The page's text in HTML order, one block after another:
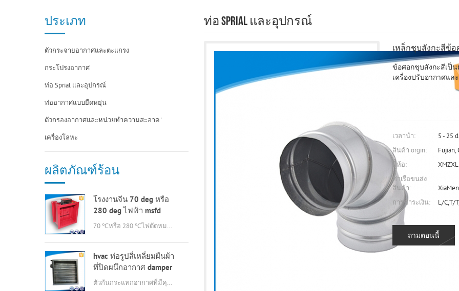
ประเภท
ตัวกระจายอากาศและตะแกรง
กระโปรงอากาศ
ท่อ Sprial และอุปกรณ์
ท่ออากาศแบบยืดหยุ่น
ตัวกรองอากาศและหน่วยทำความสะอาด '
เครื่องโลหะ
ผลิตภัณฑ์ร้อน
โรงงานจีน 70 deg หรือ
280 deg ไฟฟ้า msfd
hvac damper ดับเพลิง
70 ℃หรือ 280 ℃ไฟตัดหมอกไฟฟ้าที่มีคุณภาพดี
hvac ท่อรูปสี่เหลี่ยมผืนผ้า
ที่ปิดผนึกอากาศ damper
ตัวกันกระแทกอากาศที่มีคุณสมบัติของการก่อสร้างที่เรียบง่ายรั่วต่ำแรงบิดขนาดเล็กการดำเนินงานที่มีความยืดหยุ่น, ความต้านท
ท่อ SPRIAL และอุปกรณ์
เหล็กชุบสังกะสีข้อ
ข้อศอกชุบสังกะสีเป็
เครื่องปรับอากาศแ
เวลานำ:
5 - 25
สินค้า orgin:
Fujian,
ยี่ห้อ:
XMZXL
ท่าเรือขนส่ง
สินค้า:
XiaMen
การชำระเงิน:
L/C,T/
ถามตอนนี้